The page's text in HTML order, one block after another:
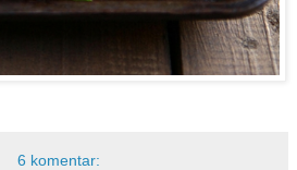
6 komentar: